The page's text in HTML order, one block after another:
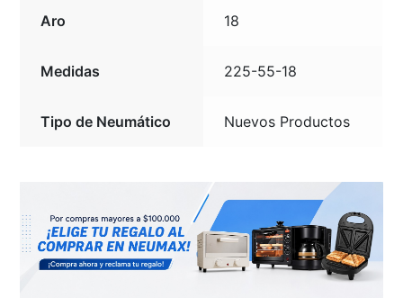
Aro 18
Medidas 225-55-18
Tipo de Neumático Nuevos Productos